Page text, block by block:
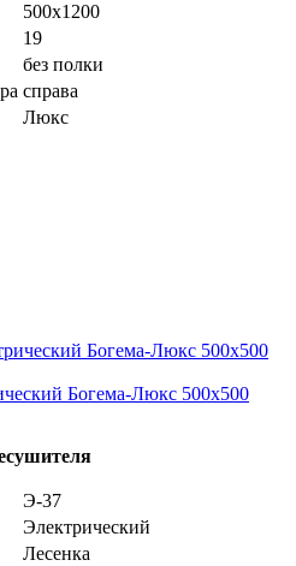
500х1200
19
без полки
справа
Люкс
Богема-Люкс 500х500
Э-37
Электрический
Лесенка